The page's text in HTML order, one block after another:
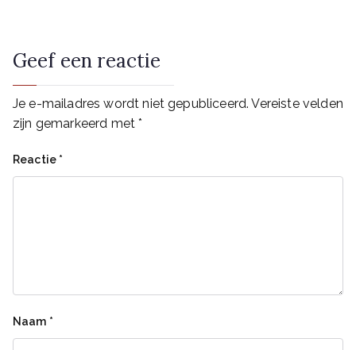
Geef een reactie
Je e-mailadres wordt niet gepubliceerd. Vereiste velden
zijn gemarkeerd met*
Reactie *
Naam *